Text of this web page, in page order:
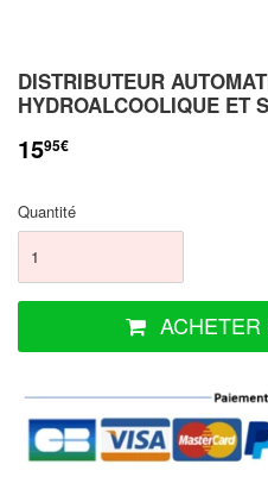
DISTRIBUTEUR
HYDROALCOOLIQUE ET
1595€
Quantité